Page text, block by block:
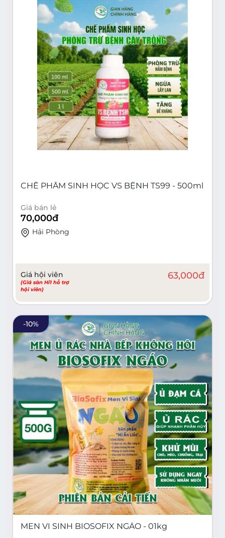
CHẾ PHẨM SINH HỌC VS BỆNH TS99 - 500ml
Giá bán lẻ
70,000đ
Hải Phòng
Giá hội viên
(Giá sàn Hi1 hỗ trợ
hội viên)
63,000đ
-10%
MEN VI SINH BIOSOFIX NGÁO - 01kg